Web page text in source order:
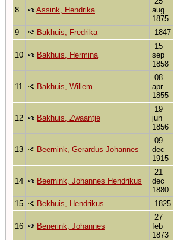
8 Assink, Hendrika
aug
1875
9 Bakhuis, Fredrika 1847
10 Bakhuis, Hermina
15
sep
1858
11 Bakhuis, Willem
08
apr
1855
12 Bakhuis, Zwaantje
19
jun
1856
13 Beernink, Gerardus Johannes
09
dec
1915
14 Beernink, Johannes Hendrikus
21
dec
1880
15 Bekhuis, Hendrikus 1825
16 Benerink, Johannes
27
feb
1873